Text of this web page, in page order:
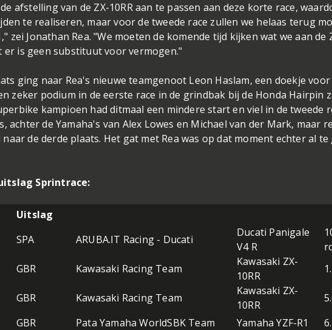
afstelling van de ZX-10RR aan te passen aan deze korte race,
te realiseren, maar voor de tweede race zullen we helaas terug
zei Jonathan Rea. "We moeten de komende tijd kijken wat we aan de
er is geen substituut voor vermogen."
ging naar Rea's nieuwe teamgenoot Leon Haslam, een doekje
zeker podium in de eerste race in de grindbak bij de Honda Hairpin
kampioen had ditmaal een mindere start en viel in de tweede
achter de Yamaha's van Alex Lowes en Michael van der Mark, maar
de derde plaats. Het gat met Rea was op dat moment echter al
Sprintrace:
Uitslag
SPA ARUBA.IT Racing - Ducati
Ducati Panigale
V4 R
GBR Kawasaki Racing Team
Kawasaki ZX-
10RR
GBR Kawasaki Racing Team
Kawasaki ZX-
10RR
GBR Pata Yamaha WorldSBK Team Yamaha YZF-R1